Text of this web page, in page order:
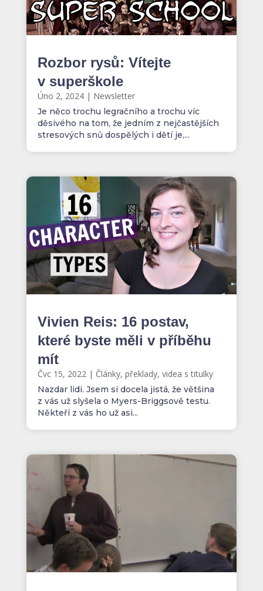
Rozbor rysů: Vítejte
v superškole
Úno 2, 2024| Newsletter
Je něco trochu legračního a trochu víc
děsivého na tom, že jedním z nejčastějších
stresových snů dospělých i dětí je,...
Vivien Reis: 16 postav,
které byste měli v příběhu
mít
Čvc 15, 2022| Články, překlady, videa s titulky
Nazdar lidi. Jsem si docela jistá, že většina
z vás už slyšela o Myers-Briggsově testu.
Někteří z vás ho už asi...